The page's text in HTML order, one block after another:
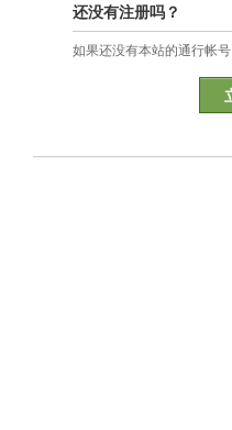
还没有注册吗？
如果还没有本站的通行帐